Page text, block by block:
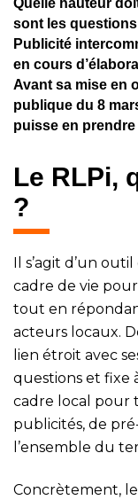
Quelle hauteur
sont les
Publicité
en cours
Avant sa mise en
publique du 8
puisse en
Le RLPi,
?
Il s’agit d’un
cadre de vie
tout en
acteurs locaux.
lien étroit avec
questions et fixe
cadre local pour
publicités, de
l’ensemble du
Concrètement,